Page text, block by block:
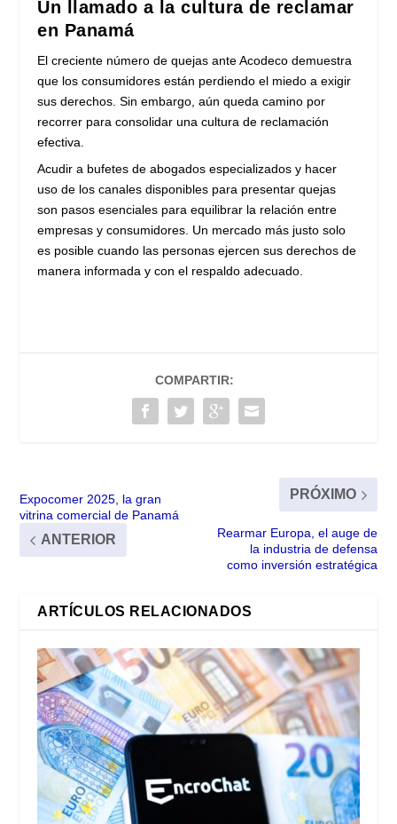
Un llamado a la cultura de reclamar
en Panamá
El creciente número de quejas ante Acodeco demuestra
que los consumidores están perdiendo el miedo a exigir
sus derechos. Sin embargo, aún queda camino por
recorrer para consolidar una cultura de reclamación
efectiva.
Acudir a bufetes de abogados especializados y hacer
uso de los canales disponibles para presentar quejas
son pasos esenciales para equilibrar la relación entre
empresas y consumidores. Un mercado más justo solo
es posible cuando las personas ejercen sus derechos de
manera informada y con el respaldo adecuado.
COMPARTIR:
Expocomer 2025, la gran
vitrina comercial de Panamá
ANTERIOR
PRÓXIMO
Rearmar Europa, el auge de
la industria de defensa
como inversión estratégica
ARTÍCULOS RELACIONADOS